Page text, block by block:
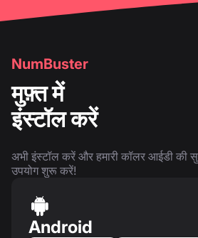
NumBuster
मुफ़्त में
इंस्टॉल करें
अभी इंस्टॉल करें और हमारी कॉलर आईडी की
उपयोग शुरू करें!
Android